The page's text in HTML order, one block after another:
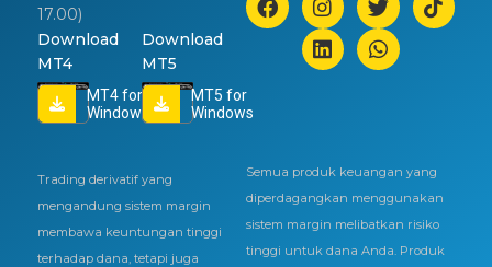
17.00)
Download
MT4
MT4 for
Windows
Download
MT5
MT5 for
Windows
Trading derivatif yang
mengandung sistem margin
membawa keuntungan tinggi
terhadap dana, tetapi juga
Semua produk keuangan yang
diperdagangkan menggunakan
sistem margin melibatkan risiko
tinggi untuk dana Anda. Produk